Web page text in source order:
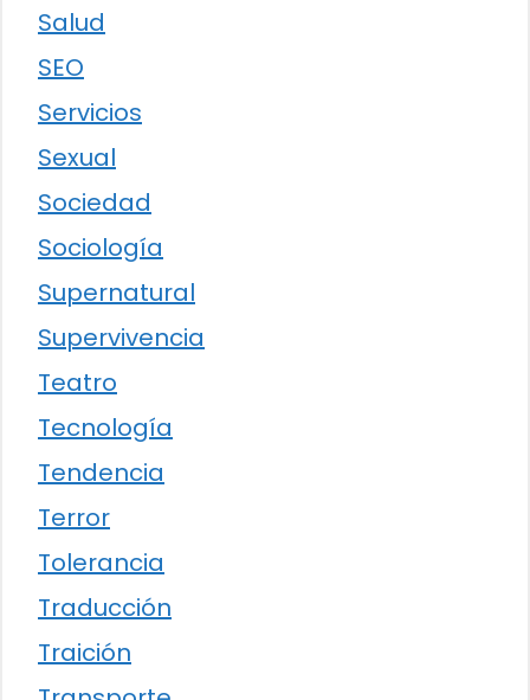
Salud
SEO
Servicios
Sexual
Sociedad
Sociología
Supernatural
Supervivencia
Teatro
Tecnología
Tendencia
Terror
Tolerancia
Traducción
Traición